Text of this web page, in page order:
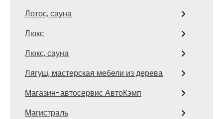
Лотос, сауна
Люкс
Люкс, сауна
Лягуш, мастерская мебели из дерева
Магазин-автосервис АвтоКэмп
Магистраль